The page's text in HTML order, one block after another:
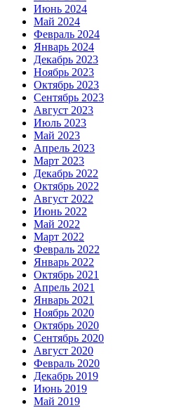
Июнь 2024
Май 2024
Февраль 2024
Январь 2024
Декабрь 2023
Ноябрь 2023
Октябрь 2023
Сентябрь 2023
Август 2023
Июль 2023
Май 2023
Апрель 2023
Март 2023
Декабрь 2022
Октябрь 2022
Август 2022
Июнь 2022
Май 2022
Март 2022
Февраль 2022
Январь 2022
Октябрь 2021
Апрель 2021
Январь 2021
Ноябрь 2020
Октябрь 2020
Сентябрь 2020
Август 2020
Февраль 2020
Декабрь 2019
Июнь 2019
Май 2019